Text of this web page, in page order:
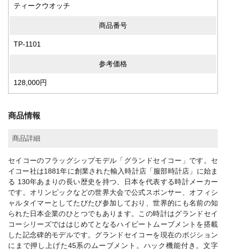
ティークウオッチ
商品番号
TP-1101
参考価格
128,000円
商品情報
商品詳細
セイコーのフラッグシップモデル「グランドセイコー」です。セ
イコー社は1881年に創業された輸入時計店「服部時計店」に始ま
る 130年あまりの長い歴史を持つ、日本を代表する時計メーカー
です。オリンピックなどの世界大会で公式スポンサー、オフィシ
ャルタイマーとしてたびたび参加しており、世界的にも名前の知
られた日本企業のひとつでもあります。この時計はグランドセイ
コーシリーズでははじめてとなるハイビートムーブメントを搭載
した記念碑的モデルです。グランドセイコーを現在のポジション
にまで押し上げた45系のムーブメント。ハック機能付き。文字